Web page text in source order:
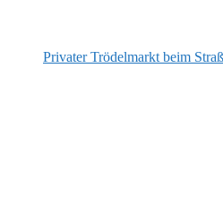
Privater Trödelmarkt beim